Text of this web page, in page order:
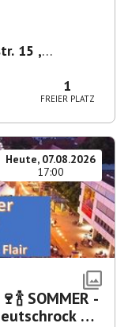
15 ,
1
FREIER PLATZ
Heute, 07.08.2026
17:00
SOMMER -
🎼